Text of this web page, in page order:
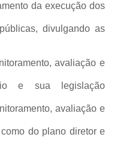
da execução dos
divulgando as
avaliação e
e sua legislação
avaliação e
do plano diretor e